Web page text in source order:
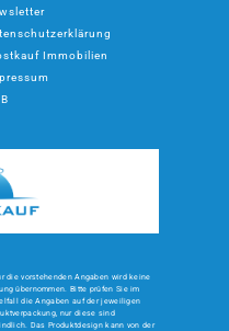
Immobilien
die vorstehenden Angaben wird keine
übernommen. Bitte prüfen Sie im
die Angaben auf der jeweiligen
nur diese sind
Das Produktdesign kann von der